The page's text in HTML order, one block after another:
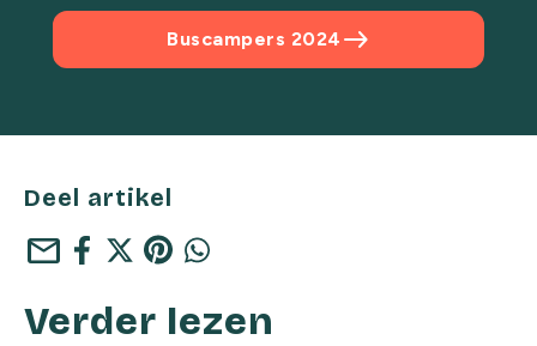
east
Buscampers 2024
Deel artikel
mail
Verder lezen